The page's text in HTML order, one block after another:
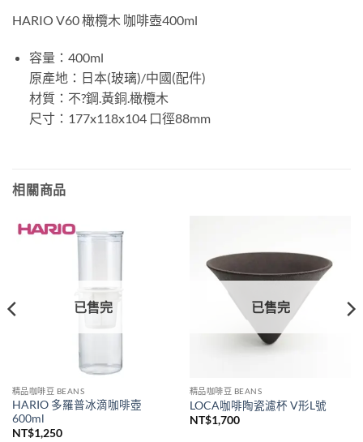
HARIO V60 橄欖木 咖啡壺400ml
容量：400ml
原產地：日本(玻璃)/中國(配件)
材質：不?鋼.黃銅.橄欖木
尺寸：177x118x104 口徑88mm
相關商品
已售完
精品咖啡豆 BEANS
HARIO 多羅普冰滴咖啡壺
600ml
NT$1,250
已售完
精品咖啡豆 BEANS
LOCA咖啡陶瓷濾杯 V形L號
NT$1,700